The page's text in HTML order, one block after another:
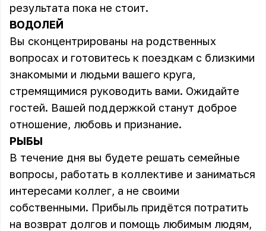
результата пока не стоит.
ВОДОЛЕЙ
Вы сконцентрированы на родственных
вопросах и готовитесь к поездкам с близкими
знакомыми и людьми вашего круга,
стремящимися руководить вами. Ожидайте
гостей. Вашей поддержкой станут доброе
отношение, любовь и признание.
РЫБЫ
В течение дня вы будете решать семейные
вопросы, работать в коллективе и заниматься
интересами коллег, а не своими
собственными. Прибыль придётся потратить
на возврат долгов и помощь любимым людям,